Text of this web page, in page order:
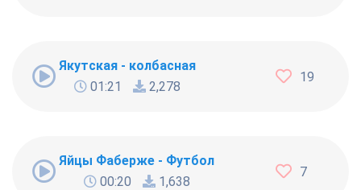
Якутская - колбасная
01:21
2,278
19
Яйцы Фаберже - Футбол
00:20
1,638
7